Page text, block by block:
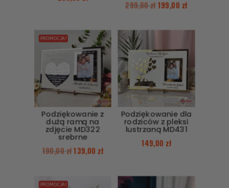
299,00 zł 199,00 zł
PROMOCJA!
Podziękowanie z
dużą ramą na
zdjęcie MD322
srebrne
190,00 zł139,00 zł
Podziękowanie dla
rodziców z pleksi
lustrzaną MD431
149,00zł
PROMOCJA!